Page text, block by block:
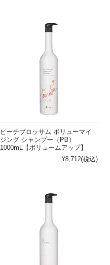
ピーチブロッサム ボリューマイ
ジング シャンプー（PB）
1000mL【ボリュームアップ】
¥8,712(税込)